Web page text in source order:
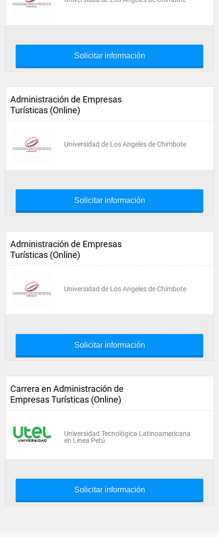
Solicitar información
Administración de Empresas
Turísticas (Online)
Universidad de Los Angeles de Chimbote
Solicitar información
Administración de Empresas
Turísticas (Online)
Universidad de Los Angeles de Chimbote
Solicitar información
Carrera en Administración de
Empresas Turísticas (Online)
Universidad Tecnológica Latinoamericana
en Línea Perú
Solicitar información